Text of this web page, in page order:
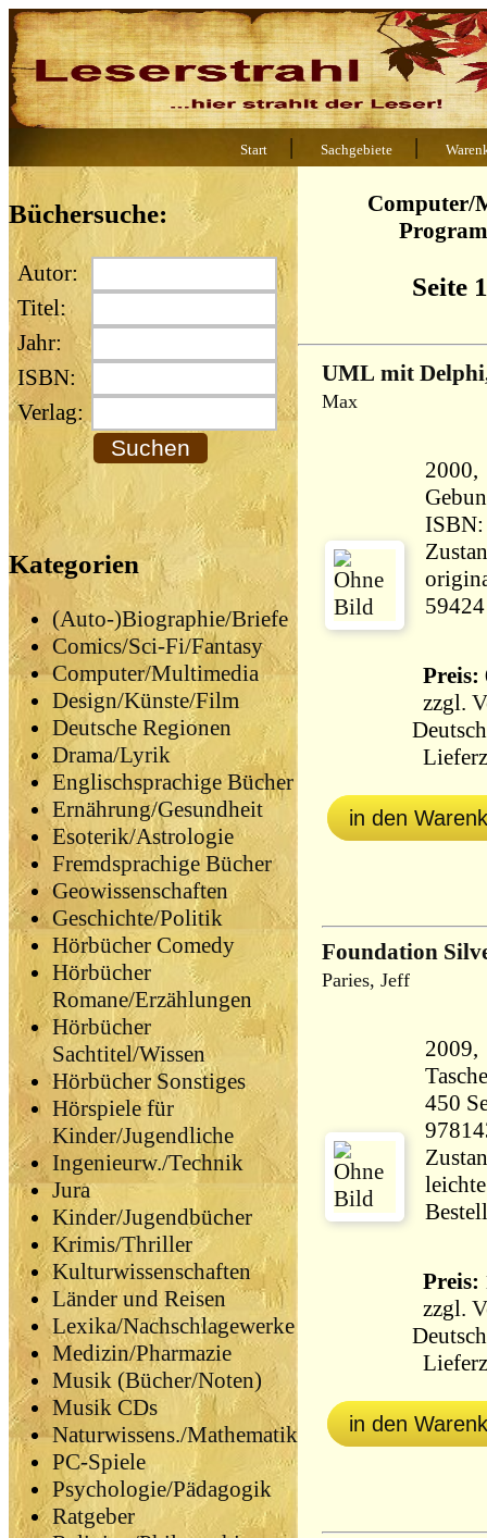
Start | Sachgebiete |
Büchersuche:
Autor:
Titel:
Jahr:
ISBN:
Verlag:
Kategorien
(Auto-)Biographie/Briefe
Comics/Sci-Fi/Fantasy
Computer/Multimedia
Design/Künste/Film
Deutsche Regionen
Drama/Lyrik
Englischsprachige Bücher
Ernährung/Gesundheit
Esoterik/Astrologie
Fremdsprachige Bücher
Geowissenschaften
Geschichte/Politik
Hörbücher Comedy
Hörbücher
Romane/Erzählungen
Hörbücher
Sachtitel/Wissen
Hörbücher Sonstiges
Hörspiele für
Kinder/Jugendliche
Ingenieurw./Technik
Jura
Kinder/Jugendbücher
Krimis/Thriller
Kulturwissenschaften
Länder und Reisen
Lexika/Nachschlagewerke
Medizin/Pharmazie
Musik (Bücher/Noten)
Musik CDs
Naturwissens./Mathematik
PC-Spiele
Psychologie/Pädagogik
Ratgeber
Computer/
Seite
UML mit
Max
59424
Preis:
zzgl.
in den
Foundation
Paries, Jeff
450 Seiten
Preis:
zzgl.
in den